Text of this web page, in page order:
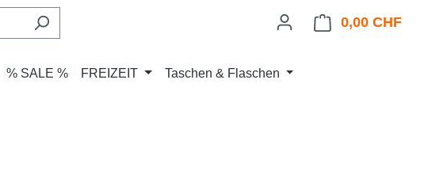
0,00 CHF
% SALE % FREIZEIT Taschen & Flaschen